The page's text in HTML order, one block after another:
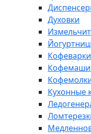
Духовки
Кофеварки
Кухонные